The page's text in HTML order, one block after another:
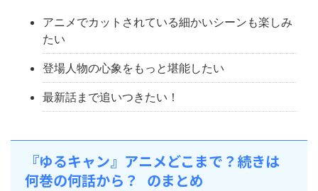
アニメでカットされている細かいシーンも楽しみ
たい
登場人物の心象をもっと堪能したい
最新話まで追いつきたい！
『ゆるキャン』アニメどこまで？続きは
何巻の何話から？ のまとめ